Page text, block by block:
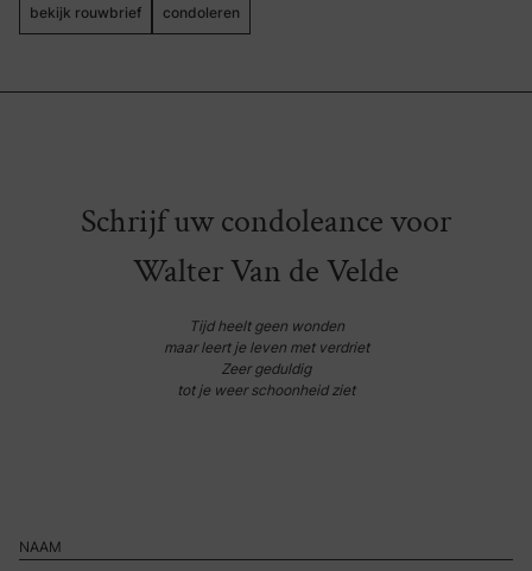
bekijk rouwbrief condoleren
Schrijf uw condoleance voor
Walter Van de Velde
Tijd heelt geen wonden
maar leert je leven met verdriet
Zeer geduldig
tot je weer schoonheid ziet